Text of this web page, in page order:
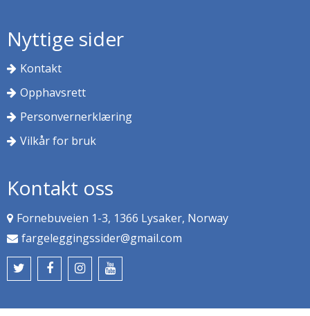
Nyttige sider
Kontakt
Opphavsrett
Personvernerklæring
Vilkår for bruk
Kontakt oss
Fornebuveien 1-3, 1366 Lysaker, Norway
fargeleggingssider@gmail.com